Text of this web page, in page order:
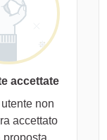
accettate
non
accettato